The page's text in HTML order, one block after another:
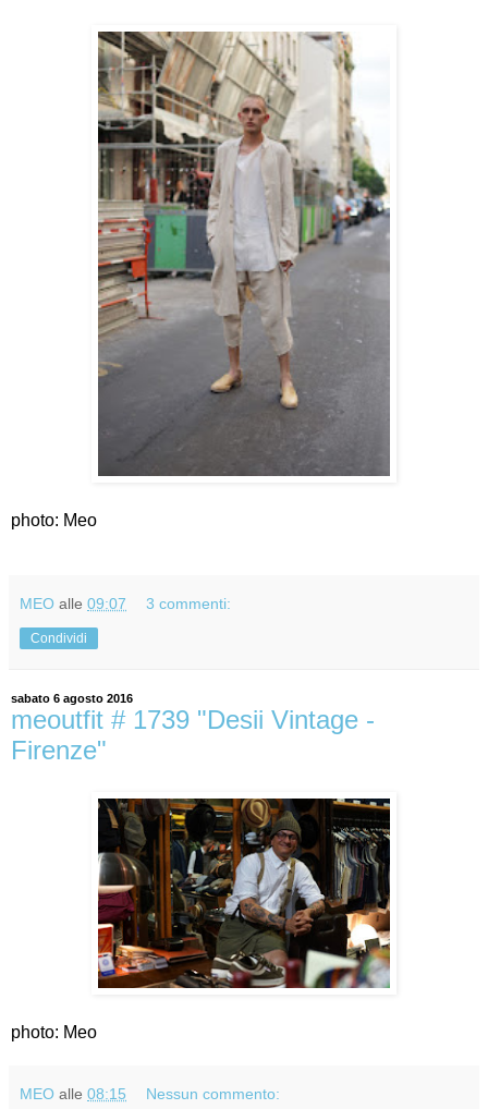
photo: Meo
MEO alle 09:07 3 commenti:
Condividi
sabato 6 agosto 2016
meoutfit # 1739 "Desii Vintage -
Firenze"
photo: Meo
MEO alle 08:15 Nessun commento: